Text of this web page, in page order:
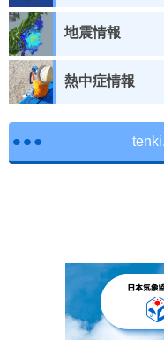
地震情報
熱中症情報